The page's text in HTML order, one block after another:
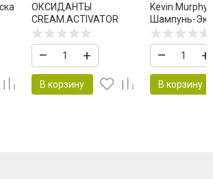
ОКСИДАНТЫ
CREAM.ACTIVATOR
KEVIN MURPHY COLOR
ME
– +
В корзину
Kevin.Murphy
Шампунь-
для кожи
мл
– +
В корзину